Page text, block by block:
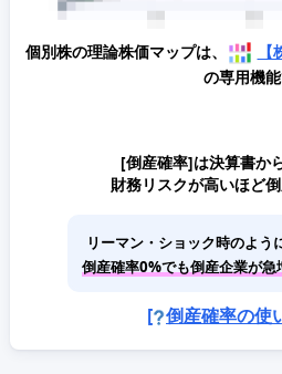
個別株の理論株価マップは、
の専用機能
[倒産確率]は決算書か
財務リスクが高いほど
リーマン・ショック時のよう
倒産確率0%でも倒産企業が急
[ 倒産確率の使